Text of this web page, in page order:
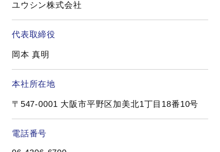
ユウシン株式会社
代表取締役
岡本 真明
本社所在地
〒547-0001 大阪市平野区加美北1丁目18番10号
電話番号